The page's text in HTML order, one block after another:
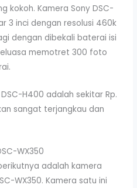
kokoh. Kamera Sony DSC-
3 inci dengan resolusi 460k
dengan dibekali baterai isi
memotret 300 foto
H400 adalah sekitar Rp.
sangat terjangkau dan
WX350
adalah kamera
WX350. Kamera satu ini